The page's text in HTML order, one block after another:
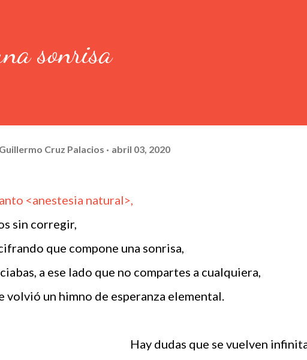
sonrisa
Cruz Palacios abril 03, 2020
<anestesia natural>,
sin corregir,
que compone una sonrisa,
a ese lado que no compartes a cualquiera,
volvió un himno de esperanza elemental.
Hay dudas que se vuelven